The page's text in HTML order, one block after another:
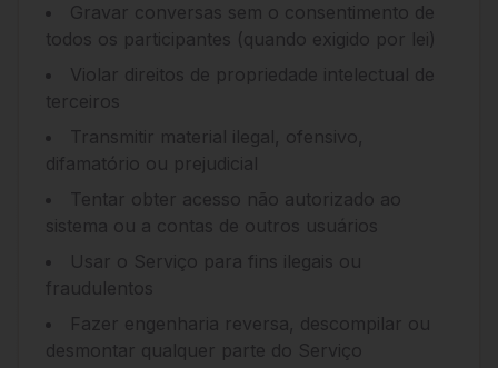
Gravar conversas sem o consentimento de
todos os participantes (quando exigido por lei)
Violar direitos de propriedade intelectual de
terceiros
Transmitir material ilegal, ofensivo,
difamatório ou prejudicial
Tentar obter acesso não autorizado ao
sistema ou a contas de outros usuários
Usar o Serviço para fins ilegais ou
fraudulentos
Fazer engenharia reversa, descompilar ou
desmontar qualquer parte do Serviço